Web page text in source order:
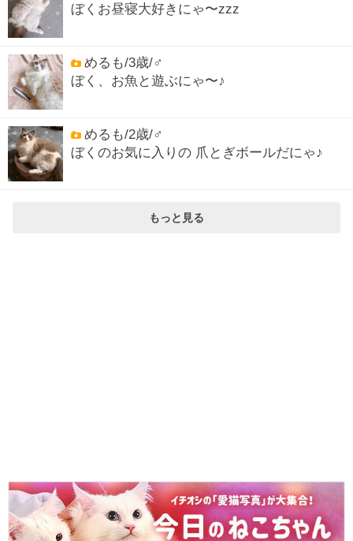
ぼくお昼寝大好きにゃ〜zzz
めるも/3歳/♂
ぼく、お魚と遊ぶにゃ〜♪
めるも/2歳/♂
ぼくのお気に入りの 爪とぎボールだにゃ♪
もっと見る